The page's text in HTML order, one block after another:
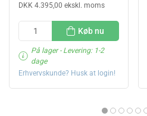
DKK 4.395,00 ekskl. moms
Køb nu
På lager- Levering: 1-2
dage
Erhvervskunde? Husk at login!